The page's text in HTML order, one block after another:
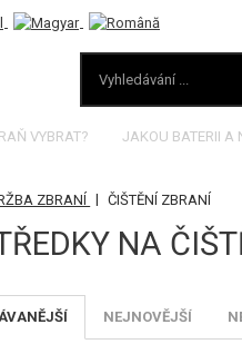
VYBRAT? JAKOU BATERII A
ZBRANÍ | ČIŠTĚNÍ ZBRANÍ
NA
NEJNOVĚJŠÍ